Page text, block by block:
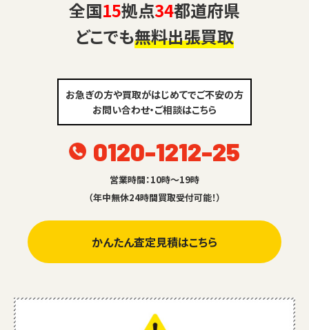
全国15拠点34都道府県
どこでも無料出張買取
お急ぎの方や買取がはじめてでご不安の方
お問い合わせ・ご相談はこちら
0120-1212-25
営業時間：10時～19時
（年中無休24時間買取受付可能！）
かんたん査定見積はこちら